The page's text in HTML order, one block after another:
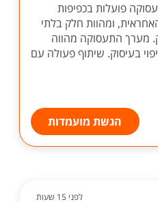
פועלות בכפיפות
ומהוות חלק בלתי
מערך התעסוקה מהווה
בעיסוק. שיתוף פעולה עם
הגשת מועמדות
לפני 15 שעות